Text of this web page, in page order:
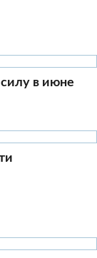
в июне